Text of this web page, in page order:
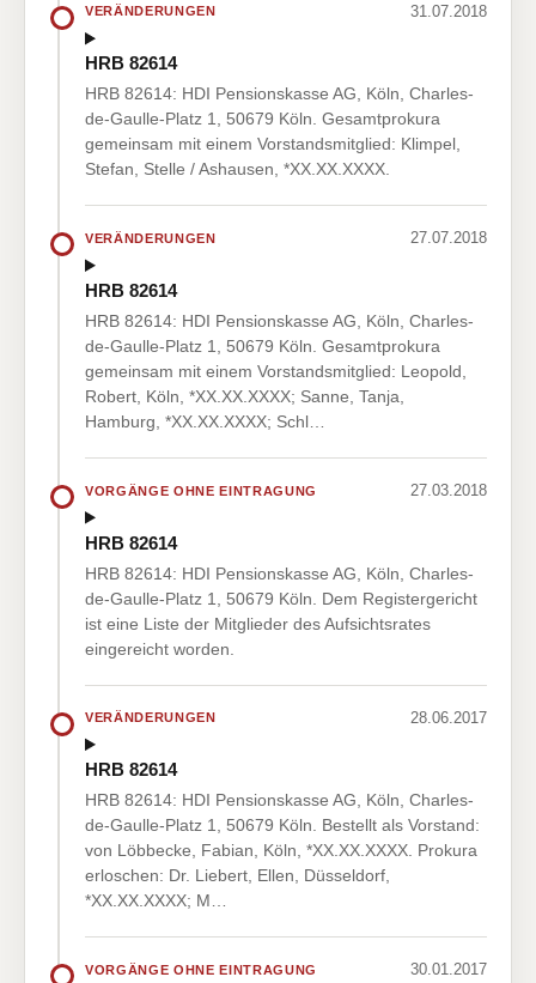
VERÄNDERUNGEN 31.07.2018
HRB 82614
HRB 82614: HDI Pensionskasse AG, Köln, Charles-
de-Gaulle-Platz 1, 50679 Köln. Gesamtprokura
gemeinsam mit einem Vorstandsmitglied: Klimpel,
Stefan, Stelle / Ashausen, *XX.XX.XXXX.
VERÄNDERUNGEN 27.07.2018
HRB 82614
HRB 82614: HDI Pensionskasse AG, Köln, Charles-
de-Gaulle-Platz 1, 50679 Köln. Gesamtprokura
gemeinsam mit einem Vorstandsmitglied: Leopold,
Robert, Köln, *XX.XX.XXXX; Sanne, Tanja,
Hamburg, *XX.XX.XXXX; Schl…
VORGÄNGE OHNE EINTRAGUNG 27.03.2018
HRB 82614
HRB 82614: HDI Pensionskasse AG, Köln, Charles-
de-Gaulle-Platz 1, 50679 Köln. Dem Registergericht
ist eine Liste der Mitglieder des Aufsichtsrates
eingereicht worden.
VERÄNDERUNGEN 28.06.2017
HRB 82614
HRB 82614: HDI Pensionskasse AG, Köln, Charles-
de-Gaulle-Platz 1, 50679 Köln. Bestellt als Vorstand:
von Löbbecke, Fabian, Köln, *XX.XX.XXXX. Prokura
erloschen: Dr. Liebert, Ellen, Düsseldorf,
*XX.XX.XXXX; M…
VORGÄNGE OHNE EINTRAGUNG 30.01.2017